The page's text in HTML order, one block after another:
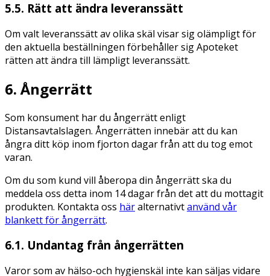
5.5. Rätt att ändra leveranssätt
Om valt leveranssätt av olika skäl visar sig olämpligt för
den aktuella beställningen förbehåller sig Apoteket
rätten att ändra till lämpligt leveranssätt.
6. Ångerrätt
Som konsument har du ångerrätt enligt
Distansavtalslagen. Ångerrätten innebär att du kan
ångra ditt köp inom fjorton dagar från att du tog emot
varan.
Om du som kund vill åberopa din ångerrätt ska du
meddela oss detta inom 14 dagar från det att du mottagit
produkten. Kontakta oss häralternativtanvänd vår
blankett för ångerrätt.
6.1. Undantag från ångerrätten
Varor som av hälso-och hygienskäl inte kan säljas vidare